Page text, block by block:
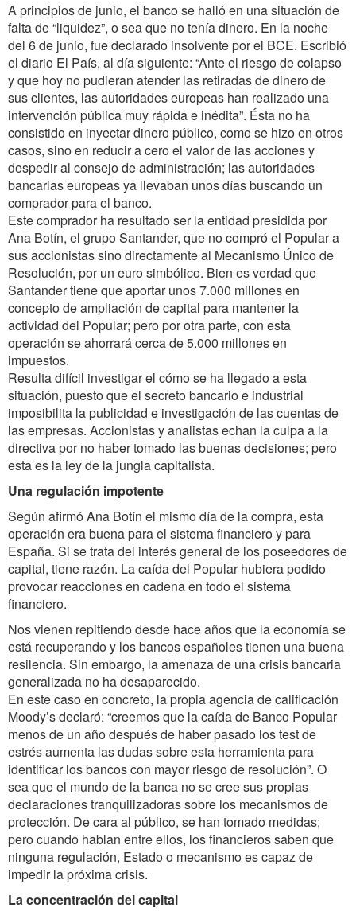
A principios de junio, el banco se halló en una situación de
falta de “liquidez”, o sea que no tenía dinero. En la noche
del 6 de junio, fue declarado insolvente por el BCE. Escribió
el diario El País, al día siguiente: “Ante el riesgo de colapso
y que hoy no pudieran atender las retiradas de dinero de
sus clientes, las autoridades europeas han realizado una
intervención pública muy rápida e inédita”. Ésta no ha
consistido en inyectar dinero público, como se hizo en otros
casos, sino en reducir a cero el valor de las acciones y
despedir al consejo de administración; las autoridades
bancarias europeas ya llevaban unos días buscando un
comprador para el banco.
Este comprador ha resultado ser la entidad presidida por
Ana Botín, el grupo Santander, que no compró el Popular a
sus accionistas sino directamente al Mecanismo Único de
Resolución, por un euro simbólico. Bien es verdad que
Santander tiene que aportar unos 7.000 millones en
concepto de ampliación de capital para mantener la
actividad del Popular; pero por otra parte, con esta
operación se ahorrará cerca de 5.000 millones en
impuestos.
Resulta difícil investigar el cómo se ha llegado a esta
situación, puesto que el secreto bancario e industrial
imposibilita la publicidad e investigación de las cuentas de
las empresas. Accionistas y analistas echan la culpa a la
directiva por no haber tomado las buenas decisiones; pero
esta es la ley de la jungla capitalista.
Una regulación impotente
Según afirmó Ana Botín el mismo día de la compra, esta
operación era buena para el sistema financiero y para
España. Si se trata del interés general de los poseedores de
capital, tiene razón. La caída del Popular hubiera podido
provocar reacciones en cadena en todo el sistema
financiero.
Nos vienen repitiendo desde hace años que la economía se
está recuperando y los bancos españoles tienen una buena
resilencia. Sin embargo, la amenaza de una crisis bancaria
generalizada no ha desaparecido.
En este caso en concreto, la propia agencia de calificación
Moody’s declaró: “creemos que la caída de Banco Popular
menos de un año después de haber pasado los test de
estrés aumenta las dudas sobre esta herramienta para
identificar los bancos con mayor riesgo de resolución”. O
sea que el mundo de la banca no se cree sus propias
declaraciones tranquilizadoras sobre los mecanismos de
protección. De cara al público, se han tomado medidas;
pero cuando hablan entre ellos, los financieros saben que
ninguna regulación, Estado o mecanismo es capaz de
impedir la próxima crisis.
La concentración del capital